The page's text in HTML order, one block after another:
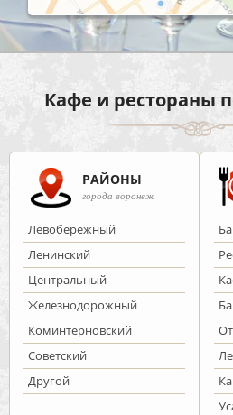
Кафе и рестораны
РАЙОНЫ
города воронеж
Левобережный
Ленинский
Центральный
Железнодорожный
Коминтерновский
Советский
Другой